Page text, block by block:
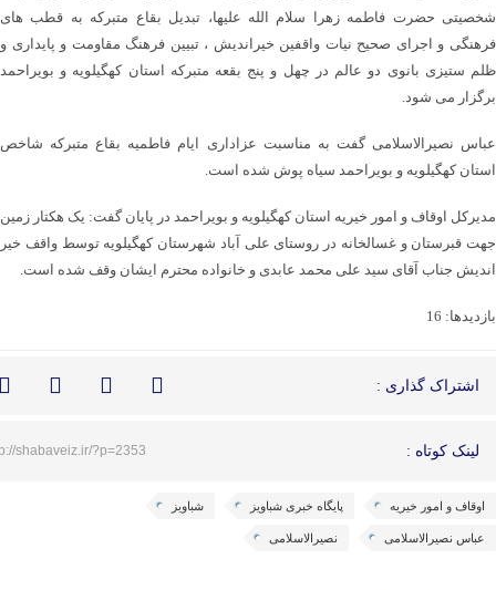
شخصیتی حضرت فاطمه زهرا سلام الله علیها، تبدیل بقاع متبرکه به قطب های
فرهنگی و اجرای صحیح نیات واقفین خیراندیش ، تبیین فرهنگ مقاومت و پایداری و
ظلم ستیزی بانوی دو عالم در چهل و پنج بقعه متبرکه استان کهگیلویه و بویراحمد
برگزار می شود.
عباس نصیرالاسلامی گفت به مناسبت عزاداری ایام فاطمیه بقاع متبرکه شاخص
استان کهگیلویه و بویراحمد سیاه پوش شده است.
مدیرکل اوقاف و امور خیریه استان کهگیلویه و بویراحمد در پایان گفت: یک هکتار زمین
جهت قبرستان و غسالخانه در روستای علی آباد شهرستان کهگیلویه توسط واقف خیر
اندیش جناب آقای سید علی محمد عابدی و خانواده محترم ایشان وقف شده است.
بازدیدها: 16
اشتراک گذاری :
لینک کوتاه : shabaveiz.ir/?p=2353
اوقاف و امور خیریه پایگاه خبری شباویز شباویز
عباس نصیرالاسلامی نصیرالاسلامی